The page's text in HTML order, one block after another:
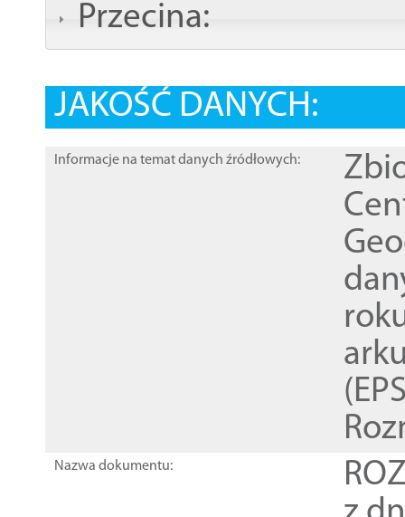
Przecina:
JAKOŚĆ DANYCH:
Informacje na temat danych źródłowych:
Nazwa dokumentu: